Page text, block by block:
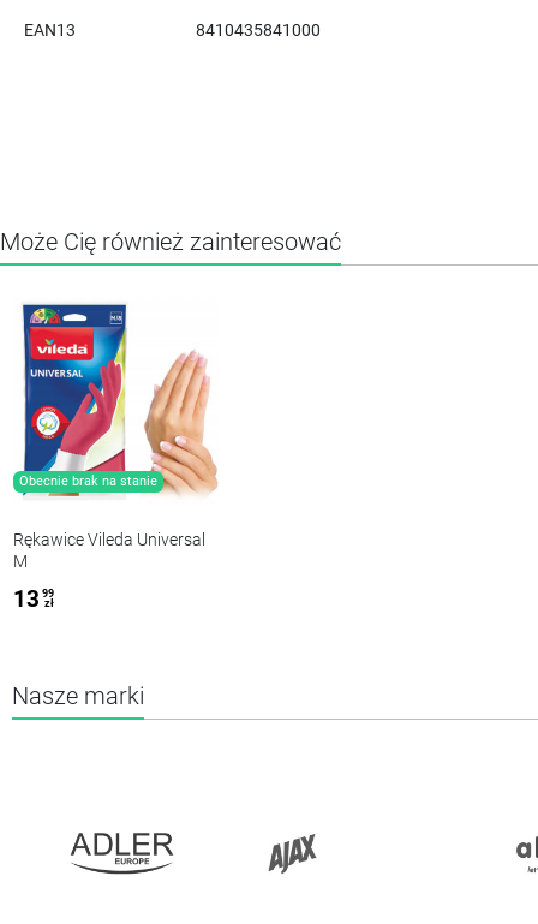
EAN13 8410435841000
Może Cię również zainteresować
Obecnie brak na stanie
Rękawice Vileda Universal
M
13 99
zł
Nasze marki